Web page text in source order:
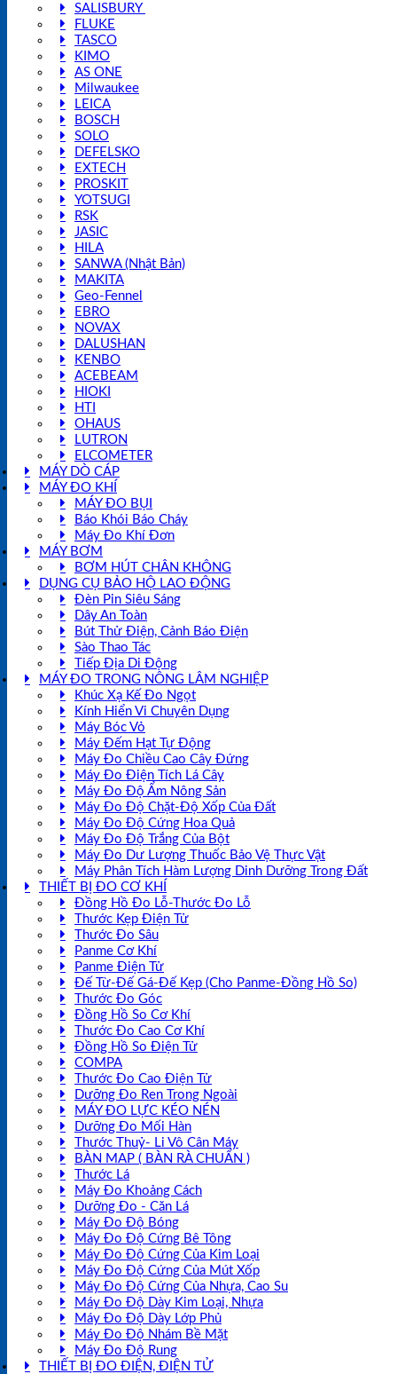
SALISBURY
FLUKE
TASCO
KIMO
AS ONE
Milwaukee
LEICA
BOSCH
SOLO
DEFELSKO
EXTECH
PROSKIT
YOTSUGI
RSK
JASIC
HILA
SANWA (Nhật Bản)
MAKITA
Geo-Fennel
EBRO
NOVAX
DALUSHAN
KENBO
ACEBEAM
HIOKI
HTI
OHAUS
LUTRON
ELCOMETER
MÁY DÒ CÁP
MÁY ĐO KHÍ
MÁY ĐO BỤI
Báo Khói Báo Cháy
Máy Đo Khí Đơn
MÁY BƠM
BƠM HÚT CHÂN KHÔNG
DỤNG CỤ BẢO HỘ LAO ĐỘNG
Đèn Pin Siêu Sáng
Dây An Toàn
Bút Thử Điện, Cảnh Báo Điện
Sào Thao Tác
Tiếp Địa Di Động
MÁY ĐO TRONG NÔNG LÂM NGHIỆP
Khúc Xạ Kế Đo Ngọt
Kính Hiển Vi Chuyên Dụng
Máy Bóc Vỏ
Máy Đếm Hạt Tự Động
Máy Đo Chiều Cao Cây Đứng
Máy Đo Điện Tích Lá Cây
Máy Đo Độ Ẩm Nông Sản
Máy Đo Độ Chặt-Độ Xốp Của Đất
Máy Đo Độ Cứng Hoa Quả
Máy Đo Độ Trắng Của Bột
Máy Đo Dư Lượng Thuốc Bảo Vệ Thực Vật
Máy Phân Tích Hàm Lượng Dinh Dưỡng Trong Đất
THIẾT BỊ ĐO CƠ KHÍ
Đồng Hồ Đo Lỗ-Thước Đo Lỗ
Thước Kẹp Điện Tử
Thước Đo Sâu
Panme Cơ Khí
Panme Điện Tử
Đế Từ-Đế Gá-Đế Kẹp (Cho Panme-Đồng Hồ So)
Thước Đo Góc
Đồng Hồ So Cơ Khí
Thước Đo Cao Cơ Khí
Đồng Hồ So Điện Tử
COMPA
Thước Đo Cao Điện Tử
Dưỡng Đo Ren Trong Ngoài
MÁY ĐO LỰC KÉO NÉN
Dưỡng Đo Mối Hàn
Thước Thuỷ- Li Vô Cân Máy
BÀN MAP ( BÀN RÀ CHUẨN )
Thước Lá
Máy Đo Khoảng Cách
Dưỡng Đo - Căn Lá
Máy Đo Độ Bóng
Máy Đo Độ Cứng Bê Tông
Máy Đo Độ Cứng Của Kim Loại
Máy Đo Độ Cứng Của Mút Xốp
Máy Đo Độ Cứng Của Nhựa, Cao Su
Máy Đo Độ Dày Kim Loại, Nhựa
Máy Đo Độ Dày Lớp Phủ
Máy Đo Độ Nhám Bề Mặt
Máy Đo Độ Rung
THIẾT BỊ ĐO ĐIỆN, ĐIỆN TỬ